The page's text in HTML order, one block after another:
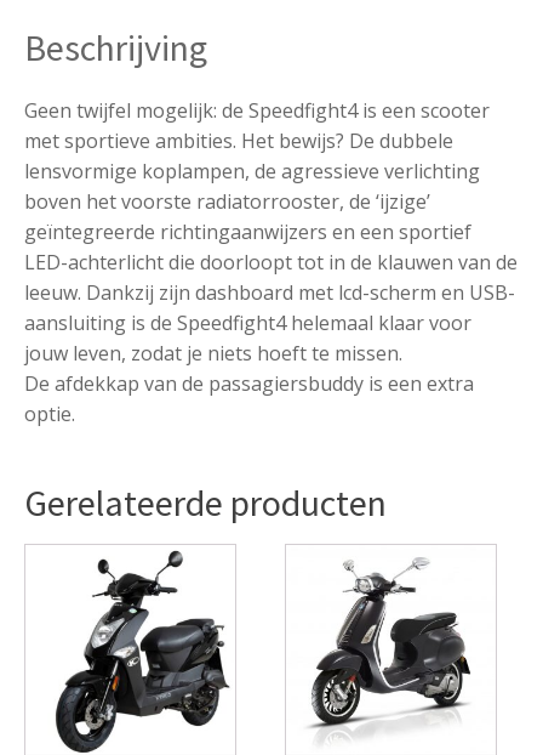
Beschrijving
Geen twijfel mogelijk: de Speedfight4 is een scooter
met sportieve ambities. Het bewijs? De dubbele
lensvormige koplampen, de agressieve verlichting
boven het voorste radiatorrooster, de ‘ijzige’
geïntegreerde richtingaanwijzers en een sportief
LED-achterlicht die doorloopt tot in de klauwen van de
leeuw. Dankzij zijn dashboard met lcd-scherm en USB-
aansluiting is de Speedfight4 helemaal klaar voor
jouw leven, zodat je niets hoeft te missen.
De afdekkap van de passagiersbuddy is een extra
optie.
Gerelateerde producten